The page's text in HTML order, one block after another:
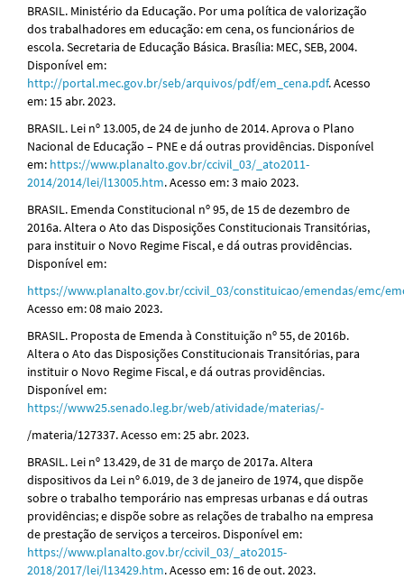
BRASIL. Ministério da Educação. Por uma política de valorização
dos trabalhadores em educação: em cena, os funcionários de
escola. Secretaria de Educação Básica. Brasília: MEC, SEB, 2004.
Disponível em:
http://portal.mec.gov.br/seb/arquivos/pdf/em_cena.pdf. Acesso
em: 15 abr. 2023.
BRASIL. Lei nº 13.005, de 24 de junho de 2014. Aprova o Plano
Nacional de Educação – PNE e dá outras providências. Disponível
em: https://www.planalto.gov.br/ccivil_03/_ato2011-
2014/2014/lei/l13005.htm. Acesso em: 3 maio 2023.
BRASIL. Emenda Constitucional nº 95, de 15 de dezembro de
2016a. Altera o Ato das Disposições Constitucionais Transitórias,
para instituir o Novo Regime Fiscal, e dá outras providências.
Disponível em:
https://www.planalto.gov.br/ccivil_03/constituicao/emendas/emc/
Acesso em: 08 maio 2023.
BRASIL. Proposta de Emenda à Constituição nº 55, de 2016b.
Altera o Ato das Disposições Constitucionais Transitórias, para
instituir o Novo Regime Fiscal, e dá outras providências.
Disponível em:
https://www25.senado.leg.br/web/atividade/materias/-
/materia/127337. Acesso em: 25 abr. 2023.
BRASIL. Lei nº 13.429, de 31 de março de 2017a. Altera
dispositivos da Lei nº 6.019, de 3 de janeiro de 1974, que dispõe
sobre o trabalho temporário nas empresas urbanas e dá outras
providências; e dispõe sobre as relações de trabalho na empresa
de prestação de serviços a terceiros. Disponível em:
https://www.planalto.gov.br/ccivil_03/_ato2015-
2018/2017/lei/l13429.htm. Acesso em: 16 de out. 2023.